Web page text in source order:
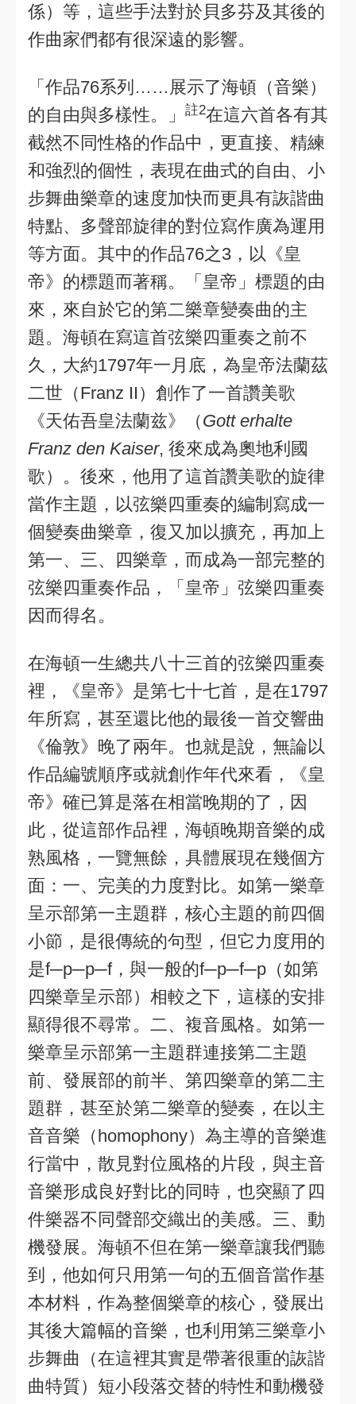
係）等，這些手法對於貝多芬及其後的
作曲家們都有很深遠的影響。
「作品76系列……展示了海頓（音樂）
的自由與多樣性。」
註2在這六首各有其
截然不同性格的作品中，更直接、精練
和強烈的個性，表現在曲式的自由、小
步舞曲樂章的速度加快而更具有詼諧曲
特點、多聲部旋律的對位寫作廣為運用
等方面。其中的作品76之3，以《皇
帝》的標題而著稱。「皇帝」標題的由
來，來自於它的第二樂章變奏曲的主
題。海頓在寫這首弦樂四重奏之前不
久，大約1797年一月底，為皇帝法蘭茲
二世（Franz II）創作了一首讚美歌
《天佑吾皇法蘭兹》（Gott erhalte
Franz den Kaiser, 後來成為奧地利國
歌）。後來，他用了這首讚美歌的旋律
當作主題，以弦樂四重奏的編制寫成一
個變奏曲樂章，復又加以擴充，再加上
第一、三、四樂章，而成為一部完整的
弦樂四重奏作品，「皇帝」弦樂四重奏
因而得名。
在海頓一生總共八十三首的弦樂四重奏
裡，《皇帝》是第七十七首，是在1797
年所寫，甚至還比他的最後一首交響曲
《倫敦》晚了兩年。也就是說，無論以
作品編號順序或就創作年代來看，《皇
帝》確已算是落在相當晚期的了，因
此，從這部作品裡，海頓晚期音樂的成
熟風格，一覽無餘，具體展現在幾個方
面：一、完美的力度對比。如第一樂章
呈示部第一主題群，核心主題的前四個
小節，是很傳統的句型，但它力度用的
是f─p─p─f，與一般的f─p─f─p（如第
四樂章呈示部）相較之下，這樣的安排
顯得很不尋常。二、複音風格。如第一
樂章呈示部第一主題群連接第二主題
前、發展部的前半、第四樂章的第二主
題群，甚至於第二樂章的變奏，在以主
音音樂（homophony）為主導的音樂進
行當中，散見對位風格的片段，與主音
音樂形成良好對比的同時，也突顯了四
件樂器不同聲部交織出的美感。三、動
機發展。海頓不但在第一樂章讓我們聽
到，他如何只用第一句的五個音當作基
本材料，作為整個樂章的核心，發展出
其後大篇幅的音樂，也利用第三樂章小
步舞曲（在這裡其實是帶著很重的詼諧
曲特質）短小段落交替的特性和動機發